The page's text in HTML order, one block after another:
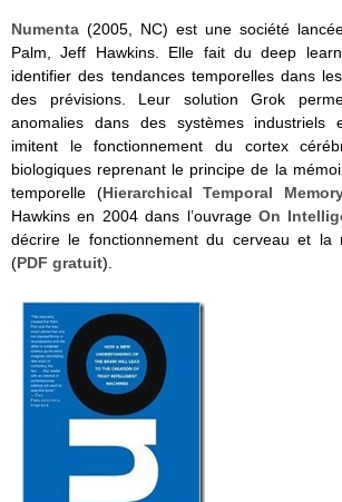
Numenta (2005, NC) est une société
Palm, Jeff Hawkins. Elle fait du deep
identifier des tendances temporelles dans
des prévisions. Leur solution Grok
anomalies dans des systèmes industriels
imitent le fonctionnement du cortex
biologiques reprenant le principe de la
temporelle (Hierarchical Temporal
Hawkins en 2004 dans l’ouvrage On
décrire le fonctionnement du cerveau et la
(PDF gratuit).